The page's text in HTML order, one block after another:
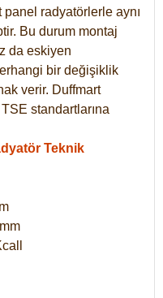
radyatörlerle aynı
Bu durum montaj
da eskiyen
bir değişiklik
verir. Duffmart
standartlarına
Teknik